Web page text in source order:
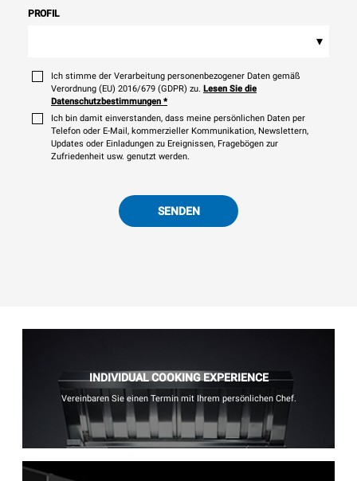
PROFIL
▾
Ich stimme der Verarbeitung personenbezogener Daten gemäß
Verordnung (EU) 2016/679 (GDPR) zu. Lesen Sie die
Datenschutzbestimmungen *
Ich bin damit einverstanden, dass meine persönlichen Daten per
Telefon oder E-Mail, kommerzieller Kommunikation, Newslettern,
Updates oder Einladungen zu Ereignissen, Fragebögen zur
Zufriedenheit usw. genutzt werden.
SENDEN
INDIVIDUAL COOKING EXPERIENCE
Vereinbaren Sie einen Termin mit Ihrem persönlichen Chef.